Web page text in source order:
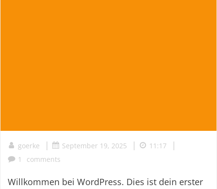
goerke | September 19, 2025 | 11:17 |
1 comments
Willkommen bei WordPress. Dies ist dein erster